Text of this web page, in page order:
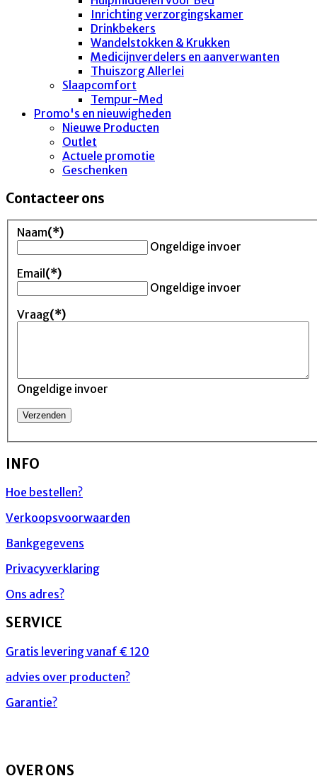
Inrichting verzorgingskamer
Drinkbekers
Wandelstokken & Krukken
Medicijnverdelers en aanverwanten
Thuiszorg Allerlei
Slaapcomfort
Tempur-Med
Promo's en nieuwigheden
Nieuwe Producten
Outlet
Actuele promotie
Geschenken
Contacteer ons
Naam(*)
Ongeldige invoer
Email(*)
Ongeldige invoer
Vraag(*)
Ongeldige invoer
INFO
Hoe bestellen?
Verkoopsvoorwaarden
Bankgegevens
Privacyverklaring
Ons adres?
SERVICE
Gratis levering vanaf € 120
advies over producten?
Garantie?
OVER ONS